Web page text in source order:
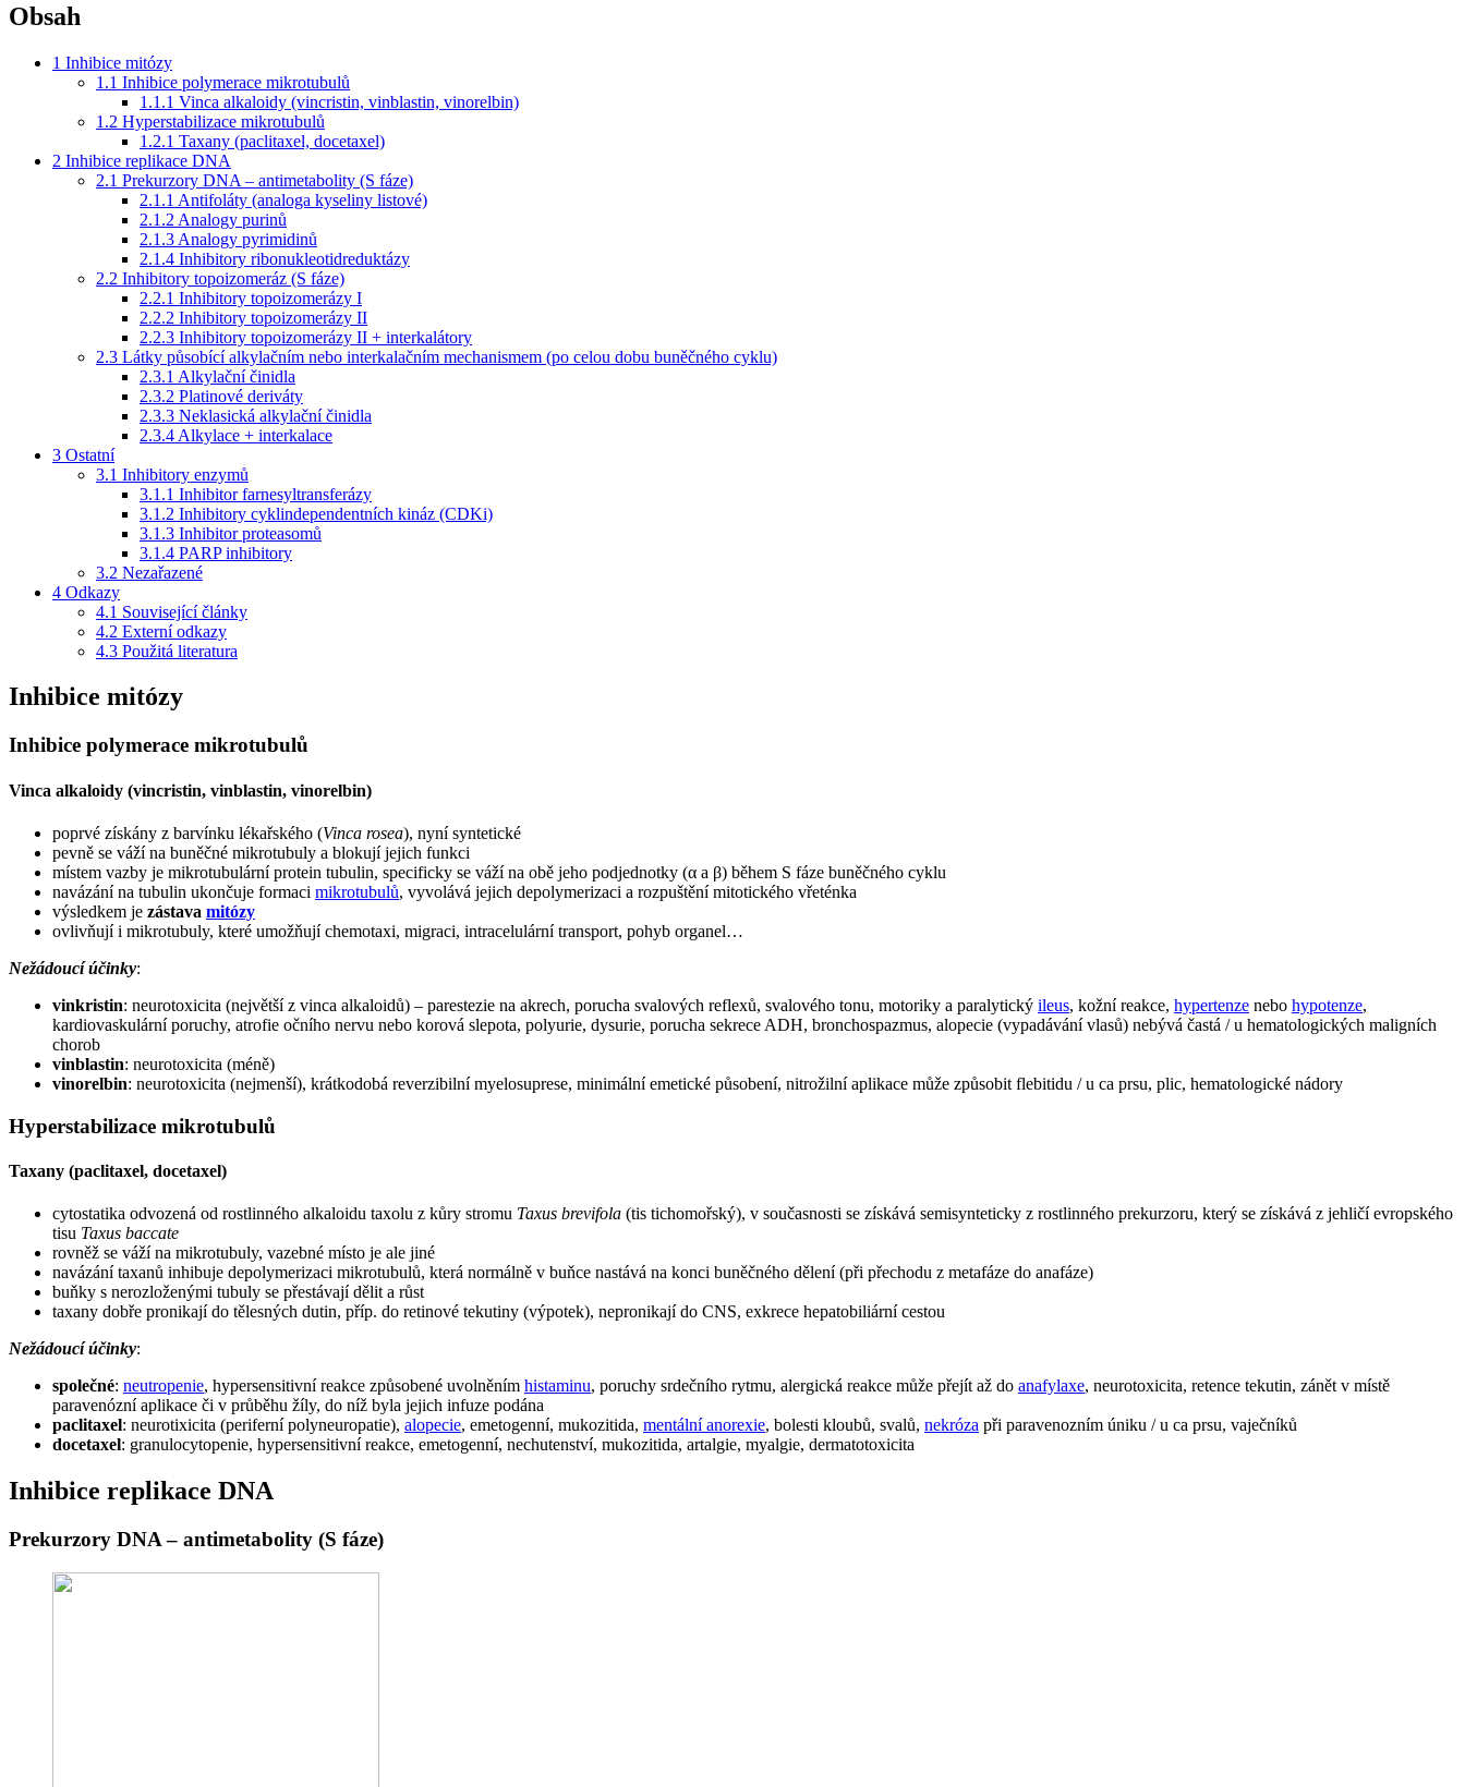
Obsah
1 Inhibice mitózy
1.1 Inhibice polymerace mikrotubulů
1.1.1 Vinca alkaloidy (vincristin, vinblastin, vinorelbin)
1.2 Hyperstabilizace mikrotubulů
1.2.1 Taxany (paclitaxel, docetaxel)
2 Inhibice replikace DNA
2.1 Prekurzory DNA – antimetabolity (S fáze)
2.1.1 Antifoláty (analoga kyseliny listové)
2.1.2 Analogy purinů
2.1.3 Analogy pyrimidinů
2.1.4 Inhibitory ribonukleotidreduktázy
2.2 Inhibitory topoizomeráz (S fáze)
2.2.1 Inhibitory topoizomerázy I
2.2.2 Inhibitory topoizomerázy II
2.2.3 Inhibitory topoizomerázy II + interkalátory
2.3 Látky působící alkylačním nebo interkalačním mechanismem (po celou dobu buněčného cyklu)
2.3.1 Alkylační činidla
2.3.2 Platinové deriváty
2.3.3 Neklasická alkylační činidla
2.3.4 Alkylace + interkalace
3 Ostatní
3.1 Inhibitory enzymů
3.1.1 Inhibitor farnesyltransferázy
3.1.2 Inhibitory cyklindependentních kináz (CDKi)
3.1.3 Inhibitor proteasomů
3.1.4 PARP inhibitory
3.2 Nezařazené
4 Odkazy
4.1 Související články
4.2 Externí odkazy
4.3 Použitá literatura
Inhibice mitózy
Inhibice polymerace mikrotubulů
Vinca alkaloidy (vincristin, vinblastin, vinorelbin)
poprvé získány z barvínku lékařského (Vinca rosea), nyní syntetické
pevně se váží na buněčné mikrotubuly a blokují jejich funkci
místem vazby je mikrotubulární protein tubulin, specificky se váží na obě jeho podjednotky (α a β) během S fáze buněčného cyklu
navázání na tubulin ukončuje formaci mikrotubulů, vyvolává jejich depolymerizaci a rozpuštění mitotického vřeténka
výsledkem je zástava mitózy
ovlivňují i mikrotubuly, které umožňují chemotaxi, migraci, intracelulární transport, pohyb organel…
Nežádoucí účinky:
vinkristin: neurotoxicita (největší z vinca alkaloidů) – parestezie na akrech, porucha svalových reflexů, svalového tonu, motoriky a paralytický ileus, kožní reakce, hypertenze nebo hypotenze,
kardiovaskulární poruchy, atrofie očního nervu nebo korová slepota, polyurie, dysurie, porucha sekrece ADH, bronchospazmus, alopecie (vypadávání vlasů) nebývá častá / u hematologických maligních
chorob
vinblastin: neurotoxicita (méně)
vinorelbin: neurotoxicita (nejmenší), krátkodobá reverzibilní myelosuprese, minimální emetické působení, nitrožilní aplikace může způsobit flebitidu / u ca prsu, plic, hematologické nádory
Hyperstabilizace mikrotubulů
Taxany (paclitaxel, docetaxel)
cytostatika odvozená od rostlinného alkaloidu taxolu z kůry stromu Taxus brevifola (tis tichomořský), v současnosti se získává semisynteticky z rostlinného prekurzoru, který se získává z jehličí evropského
tisu Taxus baccate
rovněž se váží na mikrotubuly, vazebné místo je ale jiné
navázání taxanů inhibuje depolymerizaci mikrotubulů, která normálně v buňce nastává na konci buněčného dělení (při přechodu z metafáze do anafáze)
buňky s nerozloženými tubuly se přestávají dělit a růst
taxany dobře pronikají do tělesných dutin, příp. do retinové tekutiny (výpotek), nepronikají do CNS, exkrece hepatobiliární cestou
Nežádoucí účinky:
společné: neutropenie, hypersensitivní reakce způsobené uvolněním histaminu, poruchy srdečního rytmu, alergická reakce může přejít až do anafylaxe, neurotoxicita, retence tekutin, zánět v místě
paravenózní aplikace či v průběhu žíly, do níž byla jejich infuze podána
paclitaxel: neurotixicita (periferní polyneuropatie), alopecie, emetogenní, mukozitida, mentální anorexie, bolesti kloubů, svalů, nekróza při paravenozním úniku / u ca prsu, vaječníků
docetaxel: granulocytopenie, hypersensitivní reakce, emetogenní, nechutenství, mukozitida, artalgie, myalgie, dermatotoxicita
Inhibice replikace DNA
Prekurzory DNA – antimetabolity (S fáze)